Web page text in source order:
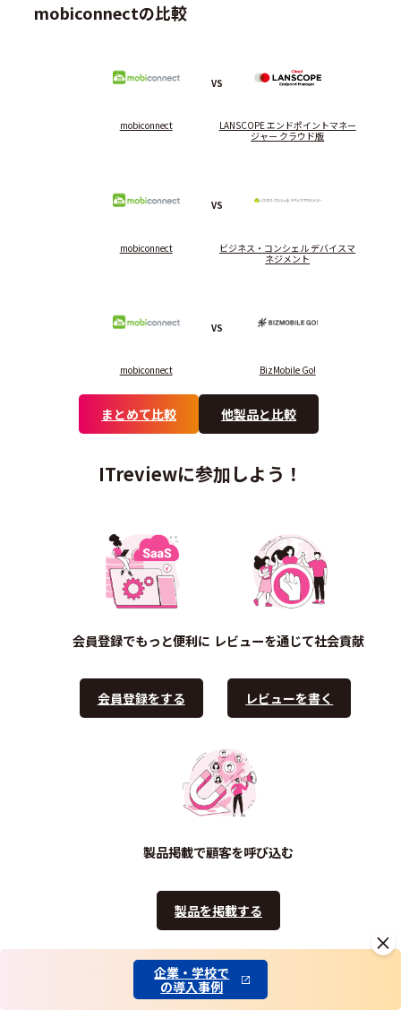
mobiconnectの比較
mobiconnect
VS
LANSCOPE エンドポイントマネー
ジャー クラウド版
mobiconnect
VS
ビジネス・コンシェル デバイスマ
ネジメント
mobiconnect
VS
BizMobile Go!
まとめて比較 他製品と比較
企業・学校で
の導入事例
ITreviewに参加しよう！
会員登録でもっと便利に
会員登録をする
レビューを通じて社会貢献
レビューを書く
製品掲載で顧客を呼び込む
製品を掲載する